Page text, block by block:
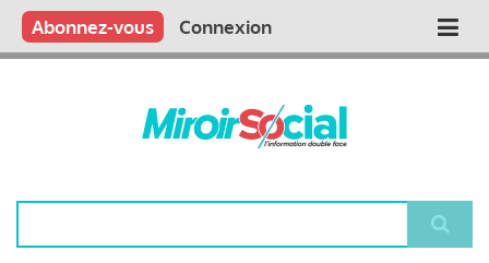
Aller
contenu
Main
Qui sommes nous ?
Vous publiez
Nous publions
Contactez-nous
Abonnez-vous Connexion